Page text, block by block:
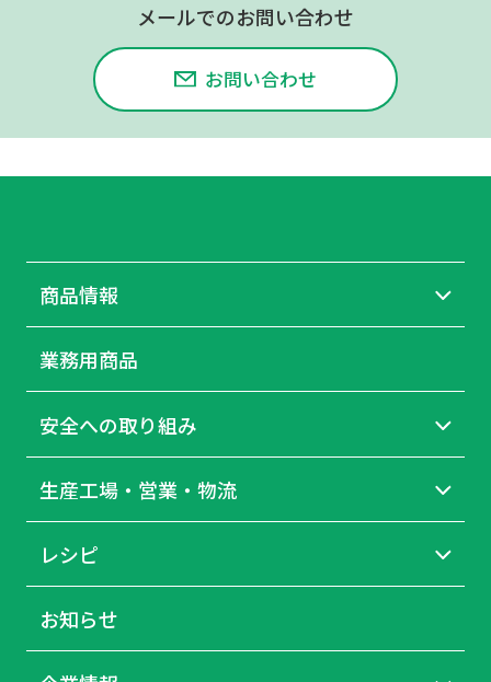
メールでのお問い合わせ
お問い合わせ
商品情報
業務用商品
安全への取り組み
生産工場・営業・物流
レシピ
お知らせ